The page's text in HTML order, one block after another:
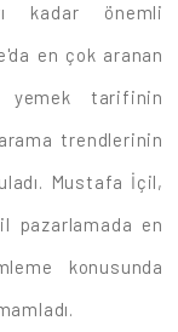
kadar önemli
en çok aranan
yemek tarifinin
trendlerinin
Mustafa İçil,
pazarlamada en
konusunda